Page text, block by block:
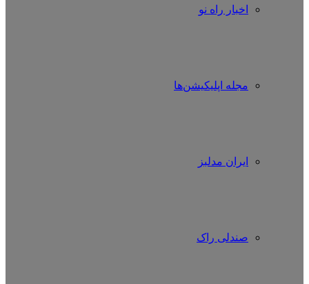
اخبار راه نو
مجله اپلیکیشن‌ها
ایران مدلبز
صندلی راک